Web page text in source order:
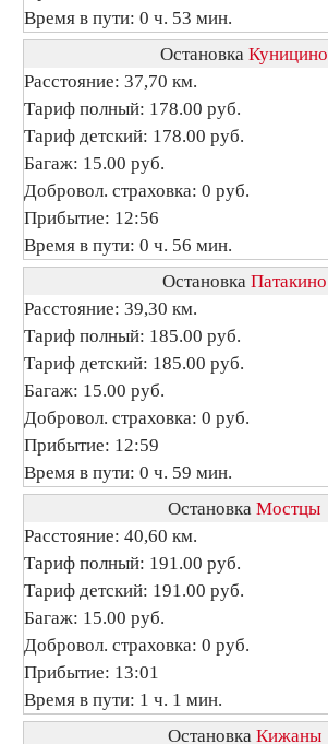
Время в пути: 0 ч. 53 мин.
Остановка Куницино
Расстояние: 37,70 км.
Тариф полный: 178.00 руб.
Тариф детский: 178.00 руб.
Багаж: 15.00 руб.
Добровол. страховка: 0 руб.
Прибытие: 12:56
Время в пути: 0 ч. 56 мин.
Остановка Патакино
Расстояние: 39,30 км.
Тариф полный: 185.00 руб.
Тариф детский: 185.00 руб.
Багаж: 15.00 руб.
Добровол. страховка: 0 руб.
Прибытие: 12:59
Время в пути: 0 ч. 59 мин.
Остановка Мостцы
Расстояние: 40,60 км.
Тариф полный: 191.00 руб.
Тариф детский: 191.00 руб.
Багаж: 15.00 руб.
Добровол. страховка: 0 руб.
Прибытие: 13:01
Время в пути: 1 ч. 1 мин.
Остановка Кижаны